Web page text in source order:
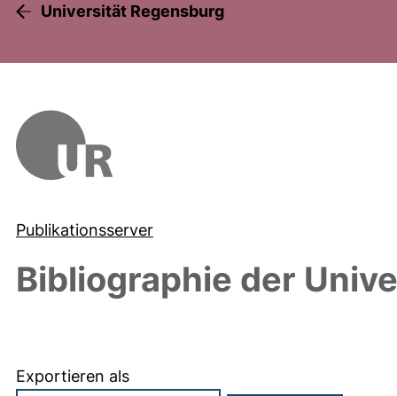
Universität Regensburg
Publikationsserver
Bibliographie der
Exportieren als